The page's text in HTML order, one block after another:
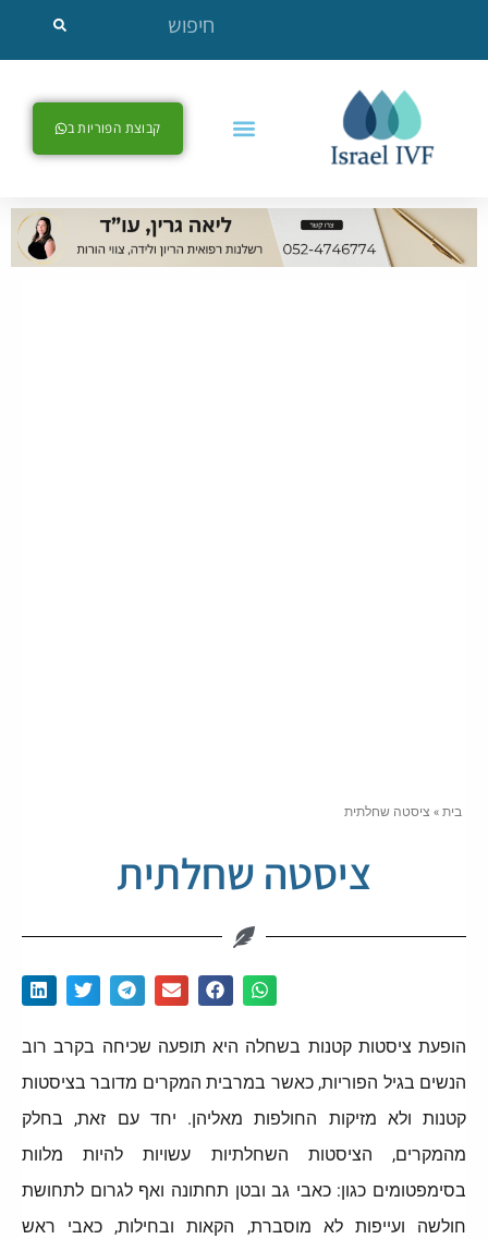
קבוצת הפוריות ב
בית» ציסטה שחלתית
ציסטה שחלתית
הופעת ציסטות קטנות בשחלה היא תופעה שכיחה בקרב רוב
הנשים בגיל הפוריות, כאשר במרבית המקרים מדובר בציסטות
קטנות ולא מזיקות החולפות מאליהן. יחד עם זאת, בחלק
מהמקרים, הציסטות השחלתיות עשויות להיות מלוות
בסימפטומים כגון: כאבי גב ובטן תחתונה ואף לגרום לתחושת
חולשה ועייפות לא מוסברת, הקאות ובחילות, כאבי ראש